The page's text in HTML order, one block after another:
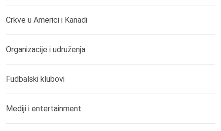
Crkve u Americi i Kanadi
Organizacije i udruženja
Fudbalski klubovi
Mediji i entertainment